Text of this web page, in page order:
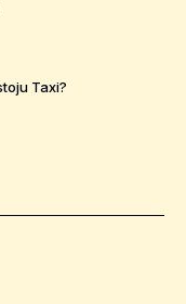
Taxi?